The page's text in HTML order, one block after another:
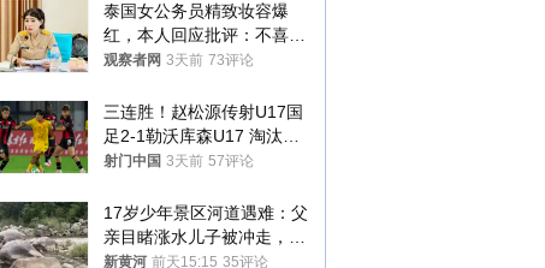
泰国女公务员精致妆容爆
红，本人回应批评：不喜欢
就别看
观察者网 3天前 73评论
三连胜！赵松源传射U17国
足2-1勒沃库森U17 淘汰赛
将战河床
射门中国 3天前 57评论
17岁少年景区河道遇难：父
亲目睹涨水儿子被冲走，当
地排除上游泄洪，家属盼厘
新黄河 前天15:15 35评论